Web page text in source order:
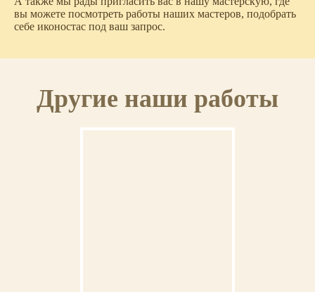
вы можете посмотреть работы наших мастеров, подобрать
себе иконостас под ваш запрос.
Другие наши работы